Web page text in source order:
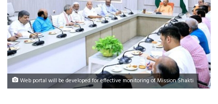
Web portal will be developed for effective monitoring of Mission Shakti